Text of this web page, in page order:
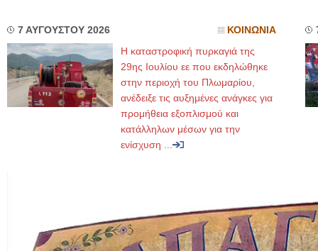
7 ΑΥΓΟΥΣΤΟΥ 2026 ΚΟΙΝΩΝΙΑ
Η καταστροφική πυρκαγιά της
29ης Ιουλίου εε που εκδηλώθηκε
στην περιοχή του Πλωμαρίου,
ανέδειξε τις αυξημένες ανάγκες για
προμήθεια εξοπλισμού και
κατάλληλων μέσων για την
ενίσχυση ...